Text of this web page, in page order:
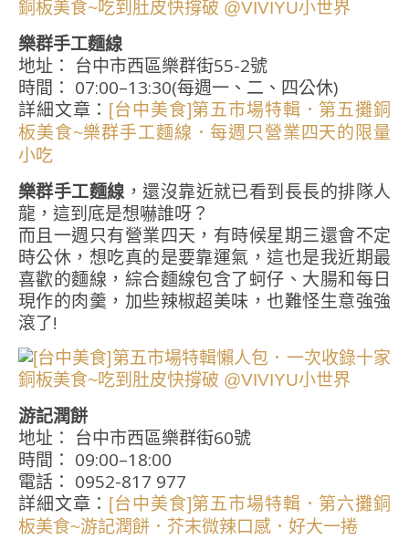
樂群手工麵線
地址： 台中市西區樂群街55-2號
時間： 07:00–13:30(每週一、二、四公休)
詳細文章： [台中美食]第五市場特輯．第五攤銅
板美食~樂群手工麵線．每週只營業四天的限量
小吃
樂群手工麵線 ，還沒靠近就已看到長長的排隊人
龍，這到底是想嚇誰呀？
而且一週只有營業四天，有時候星期三還會不定
時公休，想吃真的是要靠運氣，這也是我近期最
喜歡的麵線，綜合麵線包含了蚵仔、大腸和每日
現作的肉羹，加些辣椒超美味，也難怪生意強強
滾了!
游記潤餅
地址： 台中市西區樂群街60號
時間： 09:00–18:00
電話： 0952-817 977
詳細文章： [台中美食]第五市場特輯．第六攤銅
板美食~游記潤餅．芥末微辣口感．好大一捲